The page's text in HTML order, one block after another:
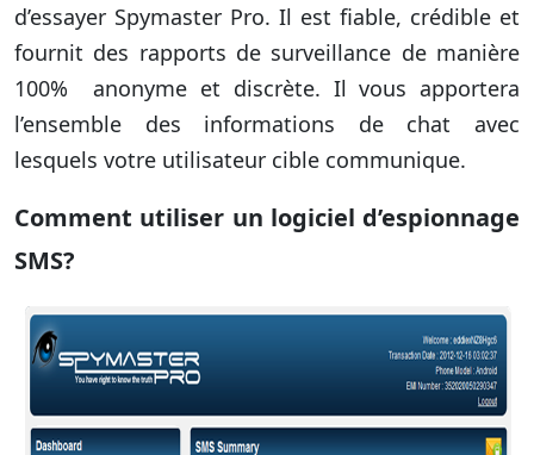
d’essayer Spymaster Pro. Il est fiable, crédible et
fournit des rapports de surveillance de manière
100% anonyme et discrète. Il vous apportera
l’ensemble des informations de chat avec
lesquels votre utilisateur cible communique.
Comment utiliser un logiciel d’espionnage
SMS?